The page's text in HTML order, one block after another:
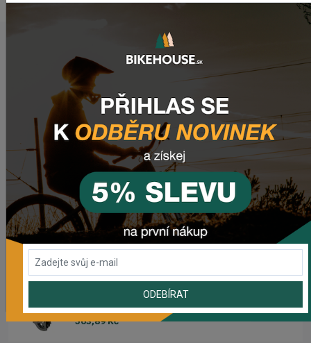
NAPOSLEDY PŘIDANÉ PRODUKTY
Rebuild kit pedálov CHROMAG SYNTH
981,59 Kč
Náhradný gumový diel pre košík CRUSSIS YBC-01
72,48 Kč
Prehadzovačka SHIMANO TOURNEY RD-TY200 GS 6/7
SPEED BEZ HÁKU
465,61 Kč
563,89 Kč
ODEBÍRAT